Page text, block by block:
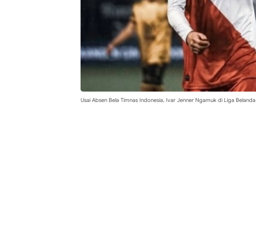
Usai Absen Bela Timnas Indonesia, Ivar Jenner Ngamuk di Liga Belanda